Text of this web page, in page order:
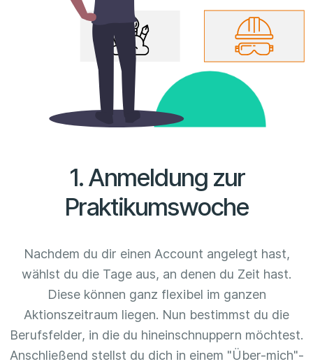
1. Anmeldung zur
Praktikumswoche
Nachdem du dir einen Account angelegt hast,
wählst du die Tage aus, an denen du Zeit hast.
Diese können ganz flexibel im ganzen
Aktionszeitraum liegen. Nun bestimmst du die
Berufsfelder, in die du hineinschnuppern möchtest.
Anschließend stellst du dich in einem "Über-mich"-